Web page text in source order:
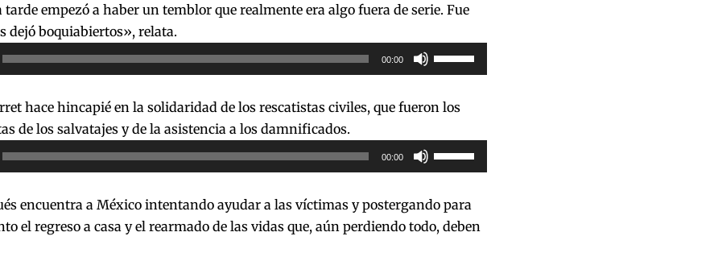
tarde empezó a haber un temblor que realmente era algo fuera de serie. Fue
dejó boquiabiertos», relata.
00:00
Utiliza
las
flecha
arriba/abajo
aumentar
o
hace hincapié en la solidaridad de los rescatistas civiles, que fueron los
de los salvatajes y de la asistencia a los damnificados.
00:00
Utiliza
las
de
flecha
encuentra a México intentando ayudar a las víctimas y postergando para
el regreso a casa y el rearmado de las vidas que, aún perdiendo todo, deben